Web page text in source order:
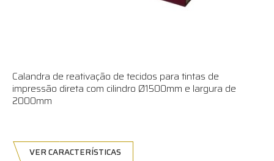
Calandra de reativação de tecidos para tintas de
impressão direta com cilindro Ø1500mm e largura de
2000mm
VER CARACTERÍSTICAS